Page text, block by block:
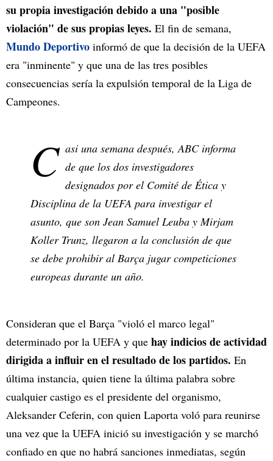
su propia investigación debido a una "posible
violación" de sus propias leyes. El fin de semana,
Mundo Deportivo informó de que la decisión de la UEFA
era "inminente" y que una de las tres posibles
consecuencias sería la expulsión temporal de la Liga de
Campeones.
C asi una semana después, ABC informa
de que los dos investigadores
designados por el Comité de Ética y
Disciplina de la UEFA para investigar el
asunto, que son Jean Samuel Leuba y Mirjam
Koller Trunz, llegaron a la conclusión de que
se debe prohibir al Barça jugar competiciones
europeas durante un año.
Consideran que el Barça "violó el marco legal"
determinado por la UEFA y que hay indicios de actividad
dirigida a influir en el resultado de los partidos. En
última instancia, quien tiene la última palabra sobre
cualquier castigo es el presidente del organismo,
Aleksander Ceferin, con quien Laporta voló para reunirse
una vez que la UEFA inició su investigación y se marchó
confiado en que no habrá sanciones inmediatas, según